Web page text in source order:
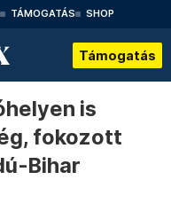
TÁMOGATÁS SHOP
Támogatás
is
fokozott
Bihar